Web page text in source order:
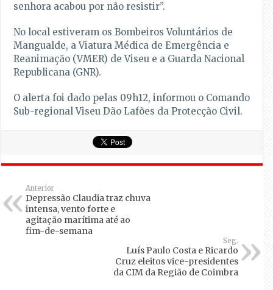
senhora acabou por não resistir”.
No local estiveram os Bombeiros Voluntários de
Mangualde, a Viatura Médica de Emergência e
Reanimação (VMER) de Viseu e a Guarda Nacional
Republicana (GNR).
O alerta foi dado pelas 09h12, informou o Comando
Sub-regional Viseu Dão Lafões da Protecção Civil.
Anterior
Depressão Claudia traz chuva
intensa, vento forte e
agitação marítima até ao
fim-de-semana
Seg.
Luís Paulo Costa e Ricardo
Cruz eleitos vice-presidentes
da CIM da Região de Coimbra